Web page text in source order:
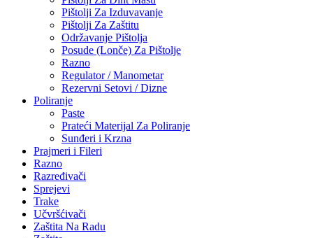
Pištolji Za Izduvavanje
Pištolji Za Zaštitu
Održavanje Pištolja
Posude (Lonče) Za Pištolje
Razno
Regulator / Manometar
Rezervni Setovi / Dizne
Poliranje
Paste
Prateći Materijal Za Poliranje
Sunđeri i Krzna
Prajmeri i Fileri
Razno
Razređivači
Sprejevi
Trake
Učvršćivači
Zaštita Na Radu